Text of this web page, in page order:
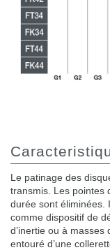
Le patinage des
transmis. Les pointes
durée sont éliminées.
comme dispositif de
d’inertie ou à masses
entouré d’une